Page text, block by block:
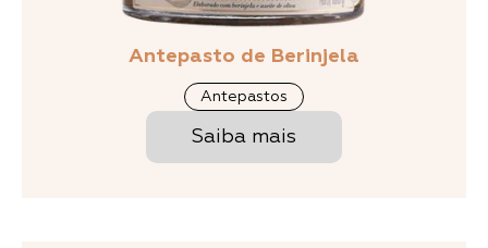
Antepasto de Berinjela
Antepastos
Saiba mais